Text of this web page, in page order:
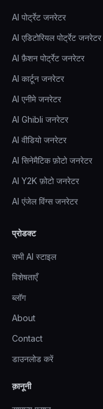
AI पोर्ट्रेट जनरेटर
AI एडिटोरियल पोर्ट्रेट जनरेटर
AI फ़ैशन पोर्ट्रेट जनरेटर
AI कार्टून जनरेटर
AI एनीमे जनरेटर
AI Ghibli जनरेटर
AI वीडियो जनरेटर
AI सिनेमैटिक फ़ोटो जनरेटर
AI Y2K फ़ोटो जनरेटर
AI एंजेल विंग्स जनरेटर
प्रोडक्ट
सभी AI स्टाइल
विशेषताएँ
ब्लॉग
About
Contact
डाउनलोड करें
क़ानूनी